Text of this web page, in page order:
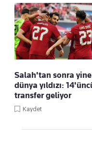
Salah'tan sonra yine
dünya yıldızı:
transfer geliyor
Kaydet